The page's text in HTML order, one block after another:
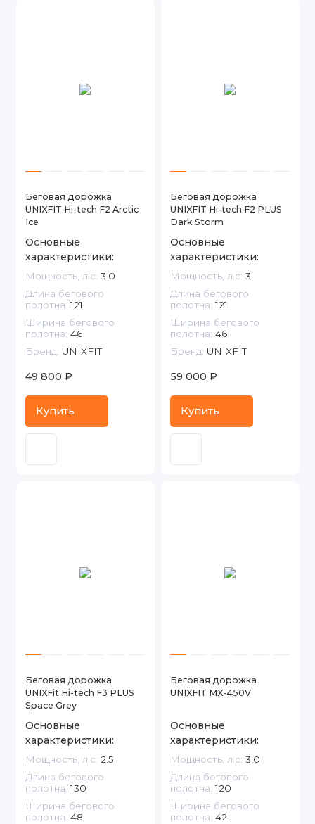
Беговая дорожка
UNIXFIT Hi-tech F2 Arctic
Ice
Основные
характеристики:
Мощность, л.с: 3.0
Длина бегового
полотна: 121
Ширина бегового
полотна: 46
Бренд: UNIXFIT
49 800 ₽
Купить
Беговая дорожка
UNIXFIT Hi-tech F2 PLUS
Dark Storm
Основные
характеристики:
Мощность, л.с: 3
Длина бегового
полотна: 121
Ширина бегового
полотна: 46
Бренд: UNIXFIT
59 000 ₽
Купить
Беговая дорожка
UNIXFit Hi-tech F3 PLUS
Space Grey
Основные
характеристики:
Мощность, л.с: 2.5
Длина бегового
полотна: 130
Ширина бегового
полотна: 48
Беговая дорожка
UNIXFIT MX-450V
Основные
характеристики:
Мощность, л.с: 3.0
Длина бегового
полотна: 120
Ширина бегового
полотна: 42